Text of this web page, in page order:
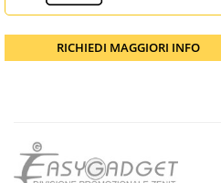
RICHIEDI MAGGIORI INFO